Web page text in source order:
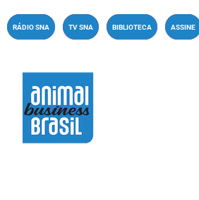
paraRÁDIO SNA TV SNA BIBLIOTECA ASSINE